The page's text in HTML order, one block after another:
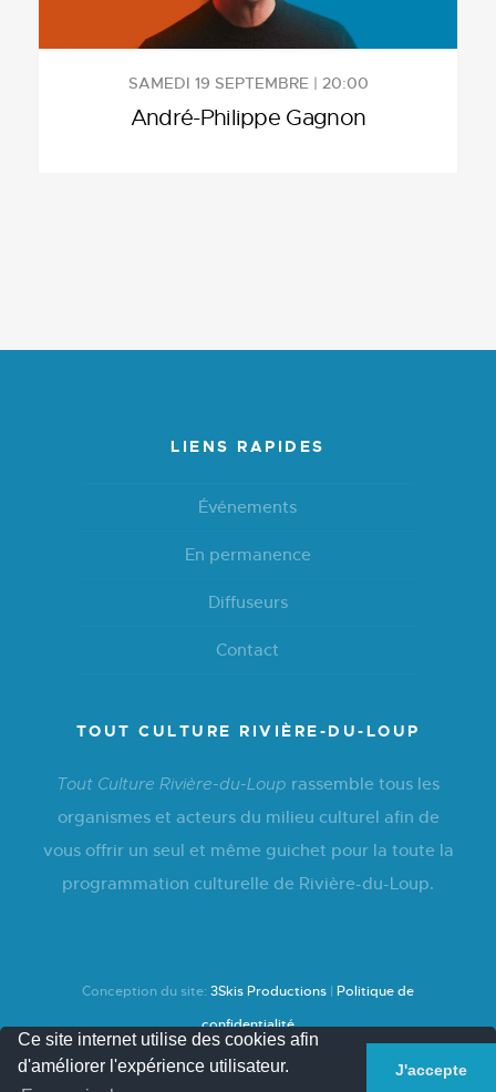
SAMEDI 19 SEPTEMBRE | 20:00
André-Philippe Gagnon
LIENS RAPIDES
Événements
En permanence
Diffuseurs
Contact
TOUT CULTURE RIVIÈRE-DU-LOUP
Tout Culture Rivière-du-Loup rassemble tous les
organismes et acteurs du milieu culturel afin de
vous offrir un seul et même guichet pour la toute la
programmation culturelle de Rivière-du-Loup.
Conception du site: 3Skis Productions | Politique de
confidentialité
Ce site internet utilise des cookies afin
d'améliorer l'expérience utilisateur.
J'accepte